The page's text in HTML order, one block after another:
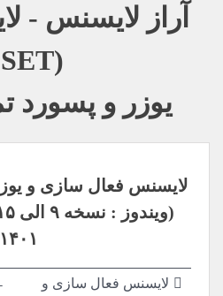
(ESET)
یوزر و پسورد
۱۴۰۱
راهبری
نوشته
لایسنس فعال سازی و